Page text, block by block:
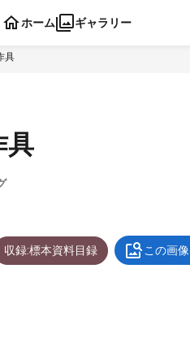
ホーム ギャラリー
具
具
収録:標本資料目録 この画